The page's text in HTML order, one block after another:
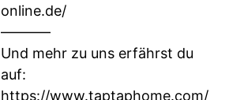
online.de/
–––––––
Und mehr zu uns erfährst du
auf:
https://www.taptaphome.com/